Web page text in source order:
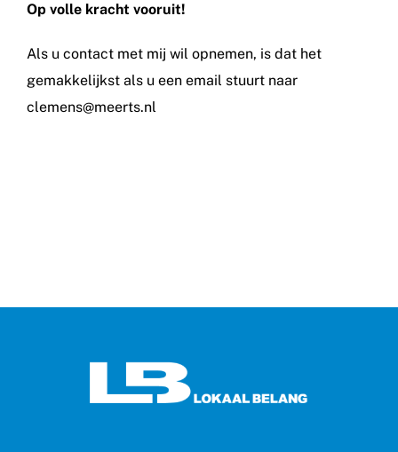
Op volle kracht vooruit!
Als u contact met mij wil opnemen, is dat het
gemakkelijkst als u een email stuurt naar
clemens@meerts.nl